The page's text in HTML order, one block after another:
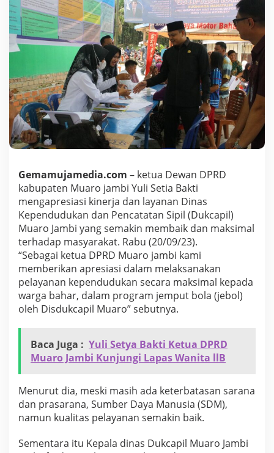
i
Y
u
l
i
S
e
t
i
B
a
k
t
A
p
r
e
s
i
a
s
i
K
i
e
r
d
a
n
a
y
a
n
n
Gemamujamedia.com – ketua Dewan DPRD
kabupaten Muaro jambi Yuli Setia Bakti
mengapresiasi kinerja dan layanan Dinas
Kependudukan dan Pencatatan Sipil (Dukcapil)
Muaro Jambi yang semakin membaik dan maksimal
terhadap masyarakat. Rabu (20/09/23).
“Sebagai ketua DPRD Muaro jambi kami
memberikan apresiasi dalam melaksanakan
pelayanan kependudukan secara maksimal kepada
warga bahar, dalam program jemput bola (jebol)
oleh Disdukcapil Muaro” sebutnya.
Baca Juga : Yuli Setya Bakti Ketua DPRD
Muaro Jambi Kunjungi Lapas Wanita llB
Menurut dia, meski masih ada keterbatasan sarana
dan prasarana, Sumber Daya Manusia (SDM),
namun kualitas pelayanan semakin baik.
Sementara itu Kepala dinas Dukcapil Muaro Jambi